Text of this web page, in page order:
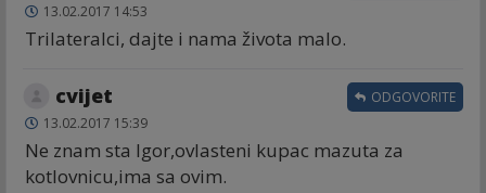
13.02.2017 14:53
Trilateralci, dajte i nama života malo.
cvijet
13.02.2017 15:39
Ne znam sta Igor,ovlasteni kupac mazuta za
kotlovnicu,ima sa ovim.
ODGOVORITE